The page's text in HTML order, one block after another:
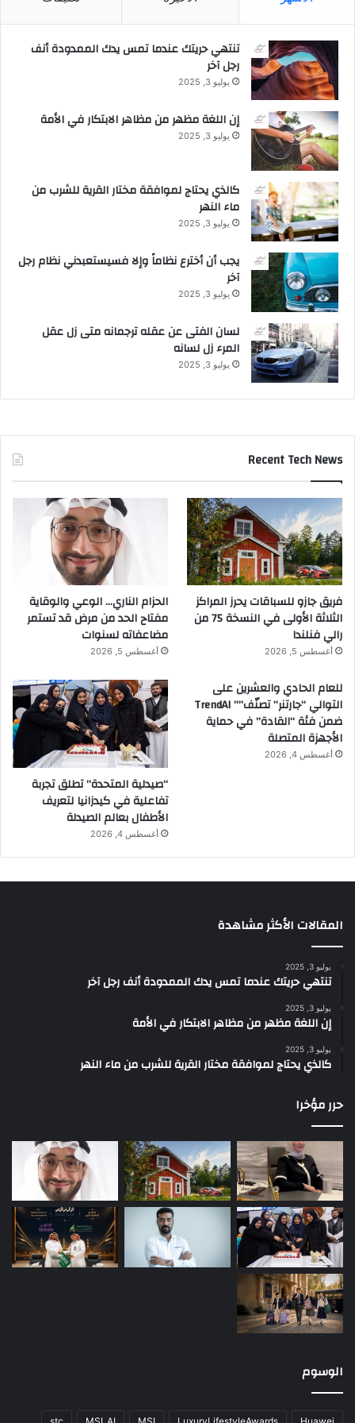
تنتهي حريتك عندما تمس يدك الممدودة أنف
رجل آخر
يوليو 3, 2025
إن اللغة مظهر من مظاهر الابتكار في الأمة
يوليو 3, 2025
كالذي يحتاج لموافقة مختار القرية للشرب من
ماء النهر
يوليو 3, 2025
يجب أن أخترع نظاماً وإلا فسيستعبدني نظام رجل
آخر
يوليو 3, 2025
لسان الفتى عن عقله ترجمانه متى زل عقل
المرء زل لسانه
يوليو 3, 2025
Recent Tech News
فريق جازو للسباقات يحرز المراكز
الثلاثة الأولى في النسخة 75 من
رالي فنلندا
أغسطس 5, 2026
الحزام الناري… الوعي والوقاية
مفتاح الحد من مرض قد تستمر
مضاعفاته لسنوات
أغسطس 5, 2026
للعام الحادي والعشرين على
التوالي “جارتنر” تصنّف”” TrendAI
ضمن فئة “القادة” في حماية
الأجهزة المتصلة
أغسطس 4, 2026
“صيدلية المتحدة” تطلق تجربة
تفاعلية في كيدزانيا لتعريف
الأطفال بعالم الصيدلة
أغسطس 4, 2026
المقالات الأكثر مشاهدة
يوليو 3, 2025
تنتهي حريتك عندما تمس يدك الممدودة أنف رجل آخر
يوليو 3, 2025
إن اللغة مظهر من مظاهر الابتكار في الأمة
يوليو 3, 2025
كالذي يحتاج لموافقة مختار القرية للشرب من ماء النهر
حرر مؤخرا
الوسوم